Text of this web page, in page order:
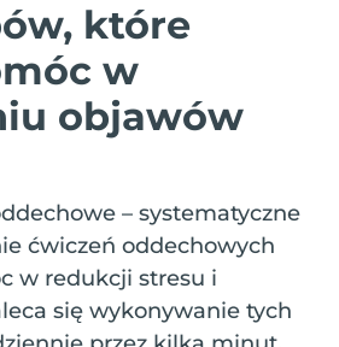
które
w
objawów
– systematyczne
ćwiczeń oddechowych
w redukcji stresu i
się wykonywanie tych